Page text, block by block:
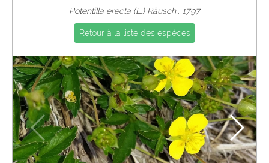
Potentilla erecta (L.) Räusch., 1797
Retour à la liste des espèces